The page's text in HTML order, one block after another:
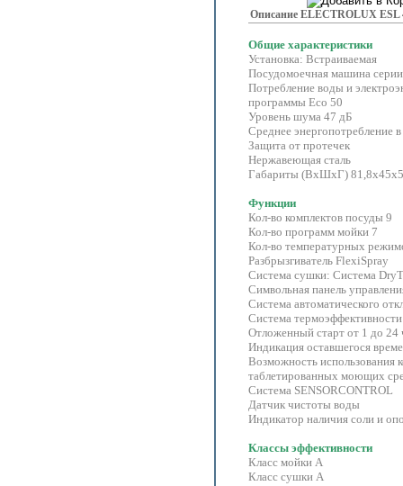
Описание ELECTROLUX ESL
Общие характеристики
Установка: Встраиваемая
Посудомоечная машина
Потребление воды и
программы Eco 50
Уровень шума 47 дБ
Среднее энергопотребление
Защита от протечек
Нержавеющая сталь
Габариты (ВхШхГ)
Функции
Кол-во комплектов посуды 9
Кол-во программ мойки 7
Кол-во температурных
Разбрызгиватель FlexiSpray
Система сушки: Система
Символьная панель
Система автоматического
Система термоэффективности
Отложенный старт от 1 до 24
Индикация оставшегося
Возможность использования
таблетированных моющих
Система SENSORCONTROL
Датчик чистоты воды
Индикатор наличия соли и
Классы эффективности
Класс мойки А
Класс сушки A